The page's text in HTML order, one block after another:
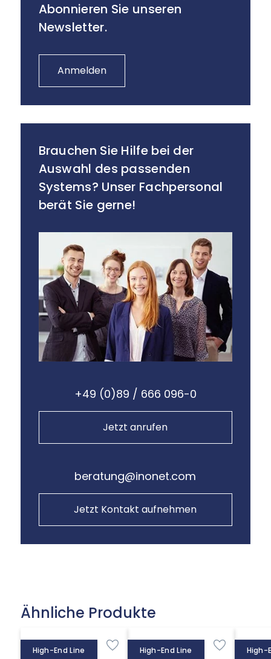
Abonnieren Sie unseren
Newsletter.
Anmelden
Brauchen Sie Hilfe bei der
Auswahl des passenden
Systems? Unser Fachpersonal
berät Sie gerne!
+49 (0)89 / 666 096-0
Jetzt anrufen
beratung@inonet.com
Jetzt Kontakt aufnehmen
Ähnliche Produkte
High-End Line High-End Line High-